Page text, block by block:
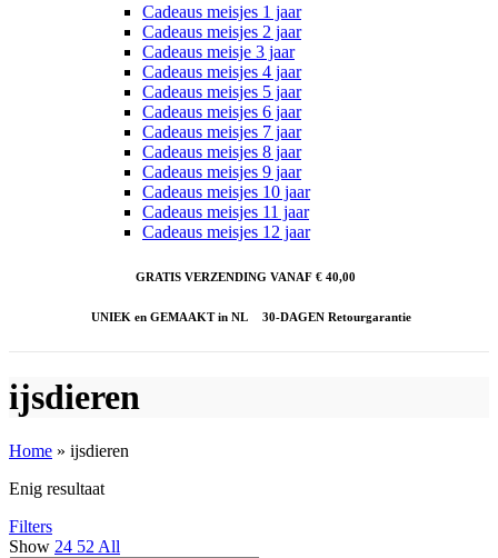
Cadeaus meisjes 1 jaar
Cadeaus meisjes 2 jaar
Cadeaus meisje 3 jaar
Cadeaus meisjes 4 jaar
Cadeaus meisjes 5 jaar
Cadeaus meisjes 6 jaar
Cadeaus meisjes 7 jaar
Cadeaus meisjes 8 jaar
Cadeaus meisjes 9 jaar
Cadeaus meisjes 10 jaar
Cadeaus meisjes 11 jaar
Cadeaus meisjes 12 jaar
GRATIS VERZENDING VANAF € 40,00
UNIEK en GEMAAKT in NL 30-DAGEN Retourgarantie
ijsdieren
Home » ijsdieren
Enig resultaat
Filters
Show 24 52 All